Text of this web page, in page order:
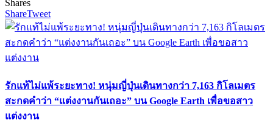
Shares
ShareTweet
รักแท้ไม่แพ้ระยะทาง! หนุ่มญี่ปุ่นเดินทางกว่า 7,163 กิโลเมตร
สะกดคำว่า “แต่งงานกันเถอะ” บน Google Earth เพื่อขอสาว
แต่งงาน